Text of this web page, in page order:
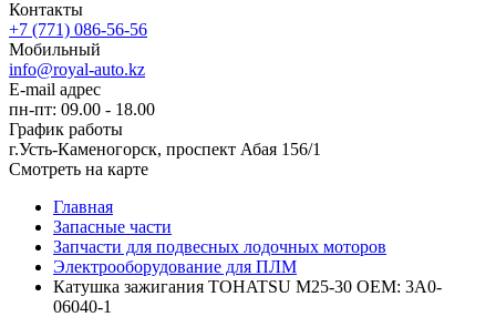
Контакты
+7 (771) 086-56-56
Мобильный
info@royal-auto.kz
E-mail адрес
пн-пт: 09.00 - 18.00
График работы
г.Усть-Каменогорск, проспект Абая 156/1
Смотреть на карте
Главная
Запасные части
Запчасти для подвесных лодочных моторов
Электрооборудование для ПЛМ
Катушка зажигания TOHATSU M25-30 OEM: 3A0-
06040-1